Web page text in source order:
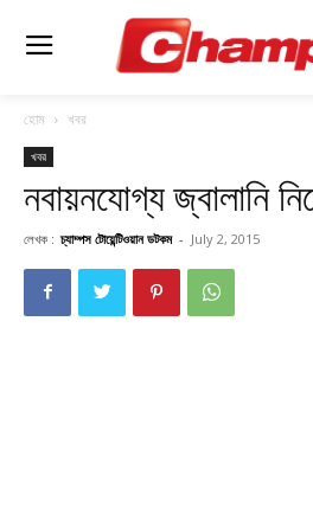
হোম খবর
খবর
নবায়নযোগ্য জ্বালানি
লেখক : চ্যাম্পস টোয়েন্টিওয়ান ডটকম - July 2, 2015